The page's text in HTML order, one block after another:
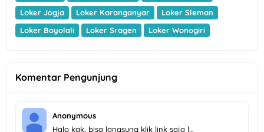
Loker Jogja
Loker Karanganyar
Loker Sleman
Loker Boyolali
Loker Sragen Loker Wonogiri
Komentar Pengunjung
Anonymous
Halo kak, bisa langsung klik link saja l…